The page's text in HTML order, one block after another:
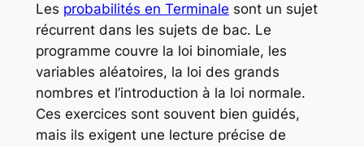
Les probabilités en Terminale sont un sujet
récurrent dans les sujets de bac. Le
programme couvre la loi binomiale, les
variables aléatoires, la loi des grands
nombres et l’introduction à la loi normale.
Ces exercices sont souvent bien guidés,
mais ils exigent une lecture précise de